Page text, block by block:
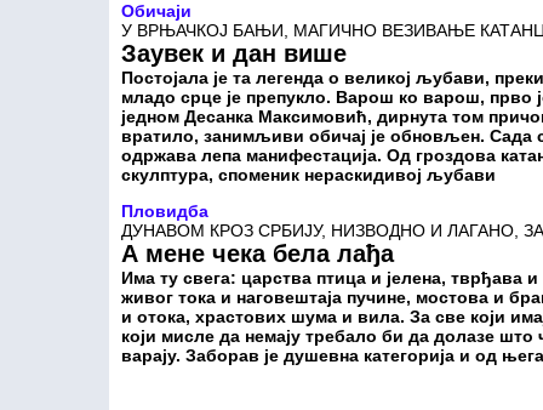
Обичаји
У ВРЊАЧКОЈ БАЊИ, МАГИЧНО ВЕЗИВАЊЕ
Заувек и дан више
Постојала је та легенда о великој љубави,
младо срце је препукло. Варош ко варош, прво
једном Десанка Максимовић, дирнута том
вратило, занимљиви обичај је обновљен. Сада
одржава лепа манифестација. Од гроздова
скулптура, споменик нераскидивој љубави
Пловидба
ДУНАВОМ КРОЗ СРБИЈУ, НИЗВОДНО И ЛАГАНО,
А мене чека бела лађа
Има ту свега: царства птица и јелена, тврђава
живог тока и наговештаја пучине, мостова и
и отока, храстових шума и вила. За све који
који мисле да немају требало би да долазе
варају. Заборав је душевна категорија и од